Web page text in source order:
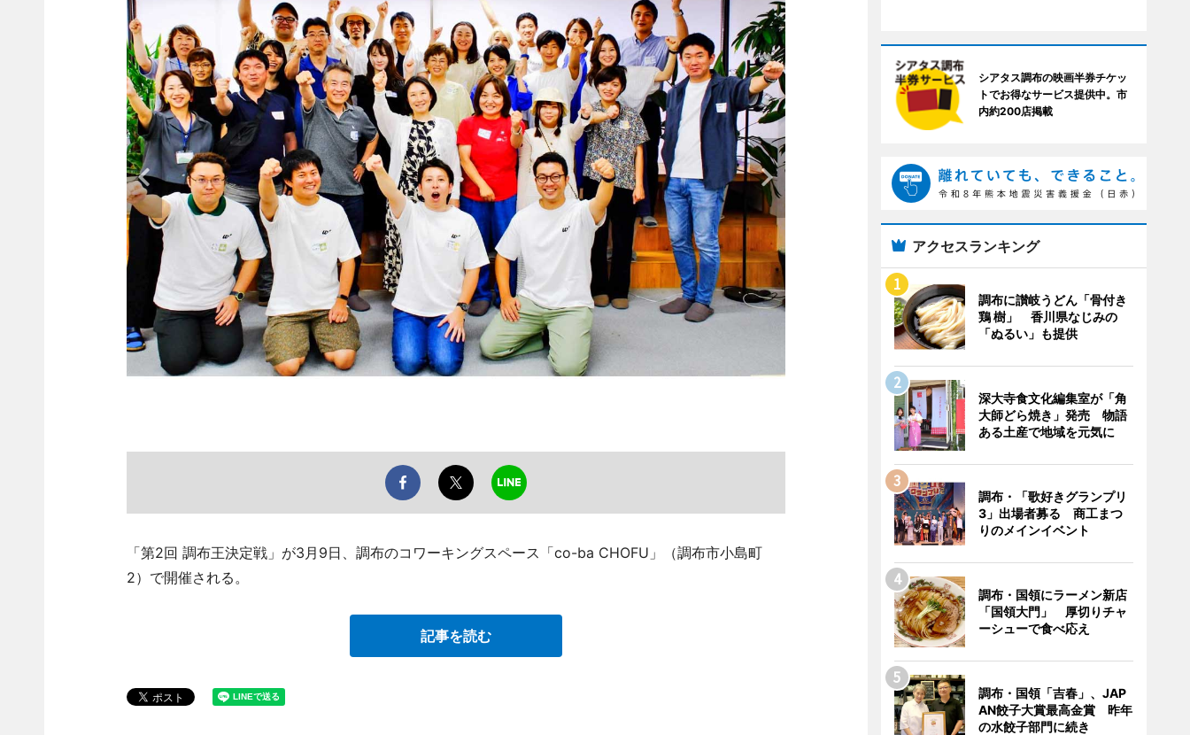
「第2回 調布王決定戦」が3月9日、調布のコワーキングスペース「co-ba CHOFU」（調布市小島町
2）で開催される。
記事を読む
シアタス調布の映画半券チケッ
トでお得なサービス提供中。市
内約200店掲載
アクセスランキング
調布に讃岐うどん「骨付き
鶏 樹」 香川県なじみの
「ぬるい」も提供
深大寺食文化編集室が「角
大師どら焼き」発売 物語
ある土産で地域を元気に
調布・「歌好きグランプリ
3」出場者募る 商工まつ
りのメインイベント
調布・国領にラーメン新店
「国領大門」 厚切りチャ
ーシューで食べ応え
調布・国領「吉春」、JAP
AN餃子大賞最高金賞 昨年
の水餃子部門に続き